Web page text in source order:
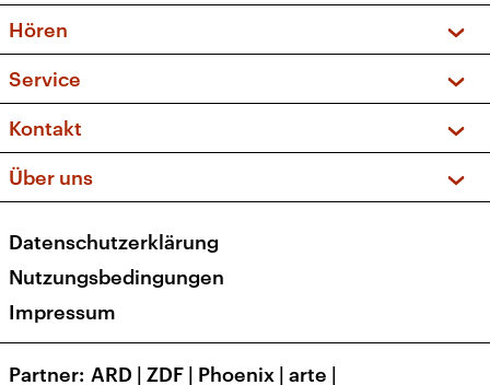
Sendungen und Podcasts
Musikliste
Kakadu – Das Kinderprogramm
Hören
Frequenzen (UKW + DAB+)
Service
FAQ
Apps
Newsletter
Kontakt
Social Media
Über uns
Presse
Karriere
Transparenz
Datenschutzerklärung
Nutzungsbedingungen
Impressum
Partner ARD | ZDF | Phoenix | arte |